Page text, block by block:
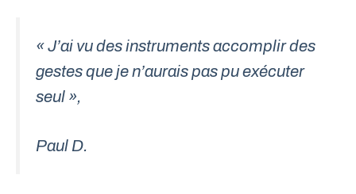
« J’ai vu des instruments accomplir des
gestes que je n’aurais pas pu exécuter
seul »,
Paul D.